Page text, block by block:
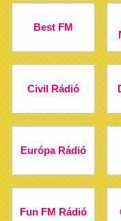
Best FM
Civil Rádió
Európa Rádió
Fun FM Rádió